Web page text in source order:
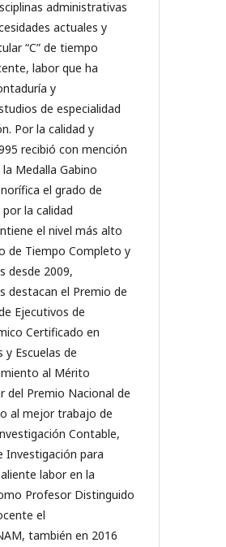
administrativas
actuales y
“C” de tiempo
labor que ha
y
de especialidad
Por la calidad y
recibió con mención
Medalla Gabino
el grado de
la calidad
el nivel más alto
de Tiempo Completo y
desde 2009,
destacan el Premio de
Ejecutivos de
Certificado en
Escuelas de
al Mérito
del Premio Nacional de
al mejor trabajo de
Contable,
Investigación para
labor en la
Profesor Distinguido
el
también en 2016